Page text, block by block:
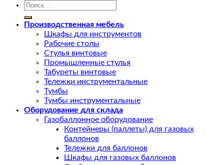
Искать:
Производственная мебель
Шкафы для инструментов
Рабочие столы
Стулья винтовые
Промышленные стулья
Табуреты винтовые
Тележки инструментальные
Тумбы
Тумбы инструментальные
Оборудование для склада
Газобаллонное оборудование
Контейнеры (паллеты) для газовых
баллонов
Тележки для баллонов
Шкафы для газовых баллонов